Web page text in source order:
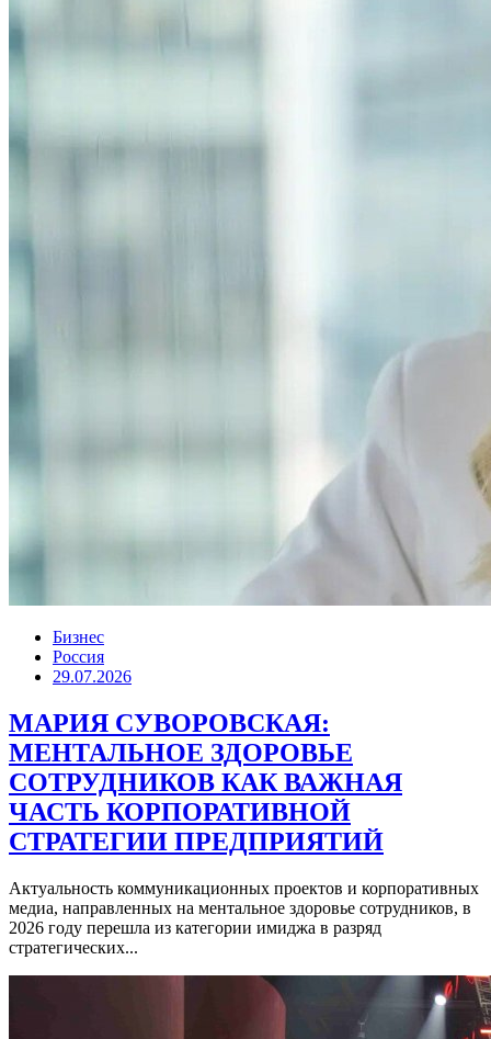
Бизнес
Россия
29.07.2026
МАРИЯ СУВОРОВСКАЯ:
МЕНТАЛЬНОЕ ЗДОРОВЬЕ
СОТРУДНИКОВ КАК ВАЖНАЯ
ЧАСТЬ КОРПОРАТИВНОЙ
СТРАТЕГИИ ПРЕДПРИЯТИЙ
Актуальность коммуникационных проектов и корпоративных
медиа, направленных на ментальное здоровье сотрудников, в
2026 году перешла из категории имиджа в разряд
стратегических...